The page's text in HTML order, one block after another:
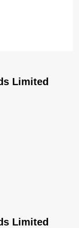
Limited
Limited